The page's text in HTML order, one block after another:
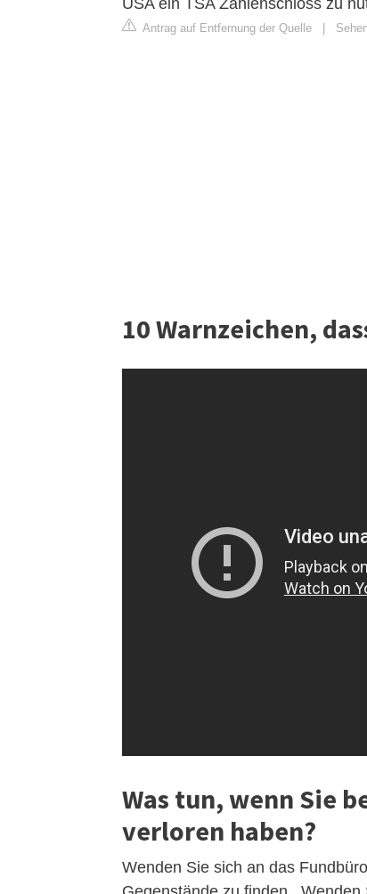
USA ein TSA Zahlenschloss zu
Antrag auf Entfernung der Quelle
10 Warnzeichen,
Was tun, wenn Sie
verloren haben?
Wenden Sie sich an das